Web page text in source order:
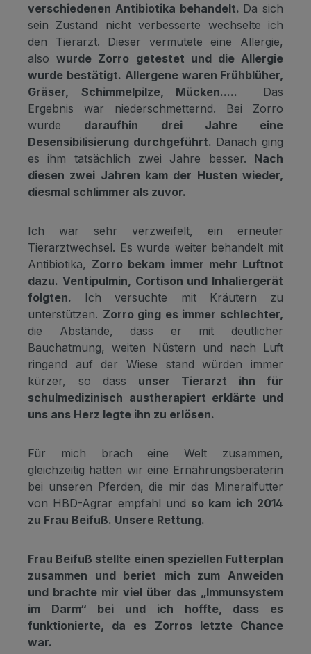
verschiedenen Antibiotika behandelt. Da sich
sein Zustand nicht verbesserte wechselte ich
den Tierarzt. Dieser vermutete eine Allergie,
alsowurde Zorro getestet und die Allergie
wurde bestätigt. Allergene waren Frühblüher,
Gräser, Schimmelpilze, Mücken..... Das
Ergebnis war niederschmetternd. Bei Zorro
wurde daraufhin drei Jahre eine
Desensibilisierung durchgeführt. Danach ging
es ihm tatsächlich zwei Jahre besser. Nach
diesen zwei Jahren kam der Husten wieder,
diesmal schlimmer als zuvor.
Ich war sehr verzweifelt, ein erneuter
Tierarztwechsel. Es wurde weiter behandelt mit
Antibiotika, Zorro bekam immer mehr Luftnot
dazu. Ventipulmin, Cortison und Inhaliergerät
folgten. Ich versuchte mit Kräutern zu
unterstützen. Zorro ging es immer schlechter,
die Abstände, dass er mit deutlicher
Bauchatmung, weiten Nüstern und nach Luft
ringend auf der Wiese stand würden immer
kürzer, so dass unser Tierarzt ihn für
schulmedizinisch austherapiert erklärte und
uns ans Herz legte ihn zu erlösen.
Für mich brach eine Welt zusammen,
gleichzeitig hatten wir eine Ernährungsberaterin
bei unseren Pferden, die mir das Mineralfutter
von HBD-Agrar empfahl und so kam ich 2014
zu Frau Beifuß. Unsere Rettung.
Frau Beifuß stellte einen speziellen Futterplan
zusammen und beriet mich zum Anweiden
und brachte mir viel über das „Immunsystem
im Darm“ bei und ich hoffte, dass es
funktionierte, da es Zorros letzte Chance
war.